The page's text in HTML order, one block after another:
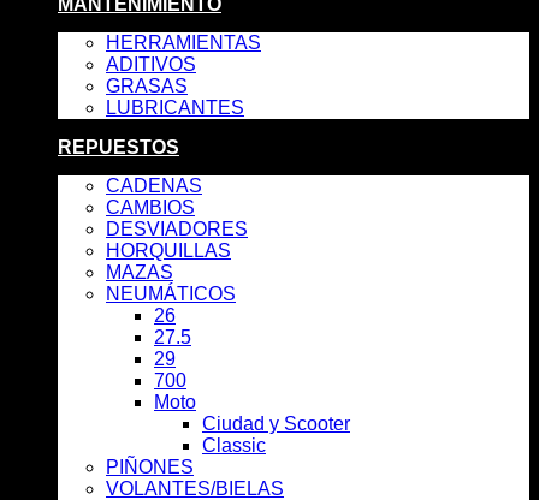
MANTENIMIENTO
HERRAMIENTAS
ADITIVOS
GRASAS
LUBRICANTES
REPUESTOS
CADENAS
CAMBIOS
DESVIADORES
HORQUILLAS
MAZAS
NEUMÁTICOS
26
27.5
29
700
Moto
Ciudad y Scooter
Classic
PIÑONES
VOLANTES/BIELAS